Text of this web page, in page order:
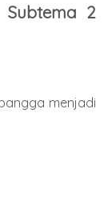
2
menjadi